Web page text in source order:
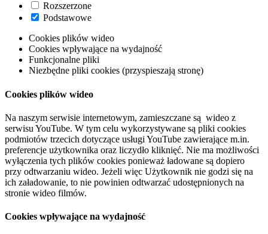
Rozszerzone
Podstawowe
Cookies plików wideo
Cookies wpływające na wydajność
Funkcjonalne pliki
Niezbędne pliki cookies (przyspieszają stronę)
Cookies plików wideo
Na naszym serwisie internetowym, zamieszczane są wideo z
serwisu YouTube. W tym celu wykorzystywane są pliki cookies
podmiotów trzecich dotyczące usługi YouTube zawierające m.in.
preferencje użytkownika oraz liczydło kliknięć. Nie ma możliwości
wyłączenia tych plików cookies ponieważ ładowane są dopiero
przy odtwarzaniu wideo. Jeżeli więc Użytkownik nie godzi się na
ich załadowanie, to nie powinien odtwarzać udostępnionych na
stronie wideo filmów.
Cookies wpływające na wydajność